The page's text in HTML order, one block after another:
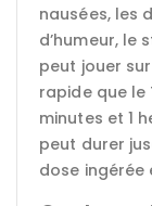
nausées, les
d’humeur, le
peut jouer
rapide que le
minutes et 1
peut durer
dose ingérée